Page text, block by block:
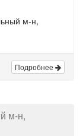
м-н,
Подробнее
м-н,